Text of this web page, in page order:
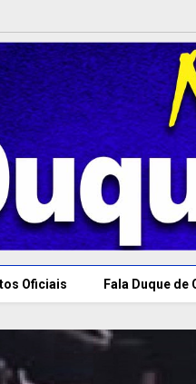
Oficiais Fala Duque de